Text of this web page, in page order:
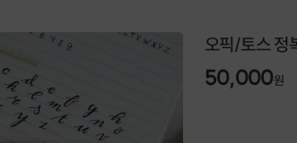
오픽/토스 정
50,000원